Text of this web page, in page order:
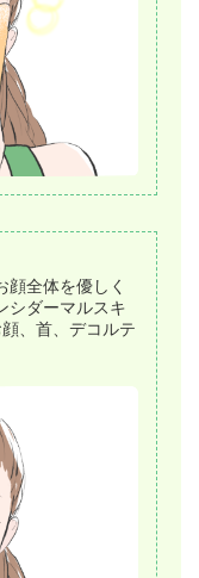
顔全体を優しく
シダーマルスキ
、首、デコルテ